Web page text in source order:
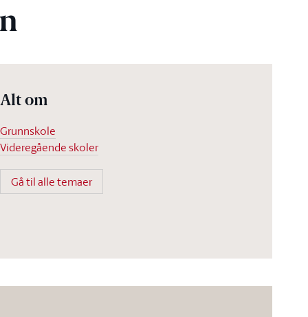
Alt om
Grunnskole
Videregående skoler
Gå til alle temaer